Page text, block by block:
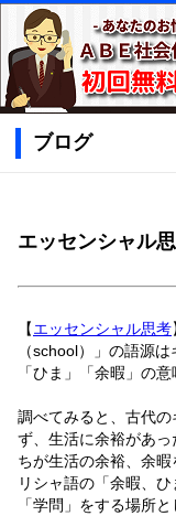
ブログ
エッセンシャル
【エッセンシャル思考
（school）」の語源
「ひま」「余暇」の
調べてみると、古代
ず、生活に余裕があ
ちが生活の余裕、余
リシャ語の「余暇、
「学問」をする場所